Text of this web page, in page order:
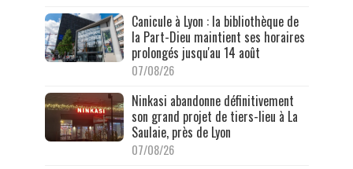
Canicule à Lyon : la bibliothèque de
la Part-Dieu maintient ses horaires
prolongés jusqu'au 14 août
07/08/26
Ninkasi abandonne définitivement
son grand projet de tiers-lieu à La
Saulaie, près de Lyon
07/08/26